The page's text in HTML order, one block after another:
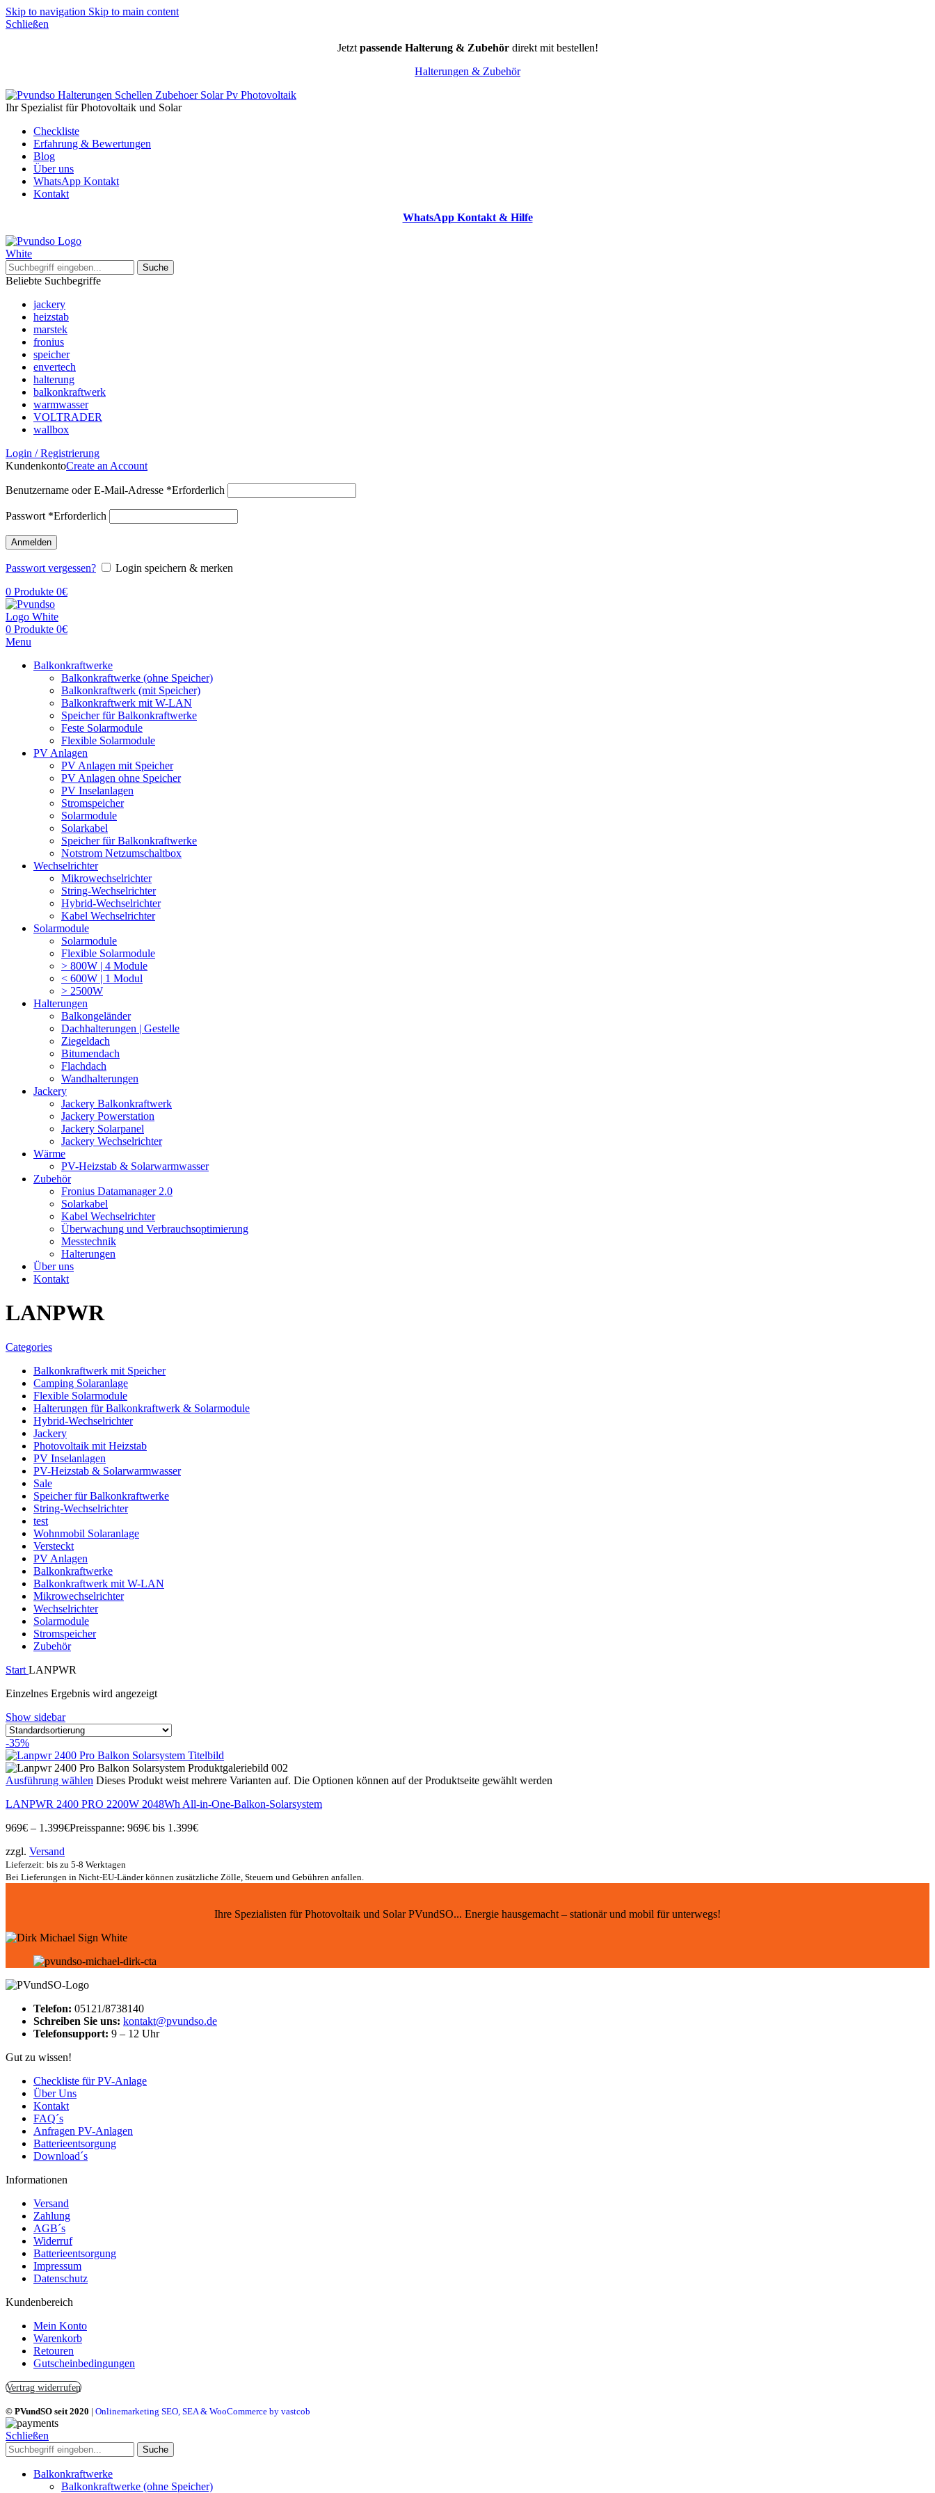
Skip to navigation Skip to main content
Schließen
Jetzt passende Halterung & Zubehördirekt mit bestellen!
Halterungen & Zubehör
Ihr Spezialist für Photovoltaik und Solar
Checkliste
Erfahrung & Bewertungen
Blog
Über uns
WhatsApp Kontakt
Kontakt
WhatsApp Kontakt & Hilfe
Suche
Beliebte Suchbegriffe
jackery
heizstab
marstek
fronius
speicher
envertech
halterung
balkonkraftwerk
warmwasser
VOLTRADER
wallbox
Login / Registrierung
KundenkontoCreate an Account
Benutzername oder E-Mail-Adresse *Erforderlich
Passwort *Erforderlich
Anmelden
Passwort vergessen?
Login speichern & merken
0 Produkte 0€
0 Produkte 0€
Menu
Balkonkraftwerke
Balkonkraftwerke (ohne Speicher)
Balkonkraftwerk (mit Speicher)
Balkonkraftwerk mit W-LAN
Speicher für Balkonkraftwerke
Feste Solarmodule
Flexible Solarmodule
PV Anlagen
PV Anlagen mit Speicher
PV Anlagen ohne Speicher
PV Inselanlagen
Stromspeicher
Solarmodule
Solarkabel
Speicher für Balkonkraftwerke
Notstrom Netzumschaltbox
Wechselrichter
Mikrowechselrichter
String-Wechselrichter
Hybrid-Wechselrichter
Kabel Wechselrichter
Solarmodule
Solarmodule
Flexible Solarmodule
> 800W | 4 Module
< 600W | 1 Modul
> 2500W
Halterungen
Balkongeländer
Dachhalterungen | Gestelle
Ziegeldach
Bitumendach
Flachdach
Wandhalterungen
Jackery
Jackery Balkonkraftwerk
Jackery Powerstation
Jackery Solarpanel
Jackery Wechselrichter
Wärme
PV-Heizstab & Solarwarmwasser
Zubehör
Fronius Datamanager 2.0
Solarkabel
Kabel Wechselrichter
Überwachung und Verbrauchsoptimierung
Messtechnik
Halterungen
Über uns
Kontakt
LANPWR
Categories
Balkonkraftwerk mit Speicher
Camping Solaranlage
Flexible Solarmodule
Halterungen für Balkonkraftwerk & Solarmodule
Hybrid-Wechselrichter
Jackery
Photovoltaik mit Heizstab
PV Inselanlagen
PV-Heizstab & Solarwarmwasser
Sale
Speicher für Balkonkraftwerke
String-Wechselrichter
test
Wohnmobil Solaranlage
Versteckt
PV Anlagen
Balkonkraftwerke
Balkonkraftwerk mit W-LAN
Mikrowechselrichter
Wechselrichter
Solarmodule
Stromspeicher
Zubehör
Start LANPWR
Einzelnes Ergebnis wird angezeigt
Show sidebar
-35%
Ausführung wählen Dieses Produkt weist mehrere Varianten auf. Die Optionen können auf der Produktseite gewählt werden
LANPWR 2400 PRO 2200W 2048Wh All-in-One-Balkon-Solarsystem
969€ – 1.399€Preisspanne: 969€ bis 1.399€
zzgl. Versand
Lieferzeit: bis zu 5-8 Werktagen
Bei Lieferungen in Nicht-EU-Länder können zusätzliche Zölle, Steuern und Gebühren anfallen.
Ihre Spezialisten für Photovoltaik und Solar PVundSO... Energie hausgemacht – stationär und mobil für unterwegs!
Telefon: 05121/8738140
Schreiben Sie uns: kontakt@pvundso.de
Telefonsupport: 9 – 12 Uhr
Gut zu wissen!
Checkliste für PV-Anlage
Über Uns
Kontakt
FAQ´s
Anfragen PV-Anlagen
Batterieentsorgung
Download´s
Informationen
Versand
Zahlung
AGB´s
Widerruf
Batterieentsorgung
Impressum
Datenschutz
Kundenbereich
Mein Konto
Warenkorb
Retouren
Gutscheinbedingungen
Vertrag widerrufen
© PVundSO seit 2020 | Onlinemarketing SEO, SEA & WooCommerce by vastcob
Schließen
Suche
Balkonkraftwerke
Balkonkraftwerke (ohne Speicher)